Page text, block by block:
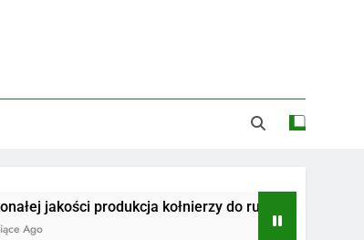
produkcja kołnierzy do rur Radiotelefony
3 Miesiące Ago